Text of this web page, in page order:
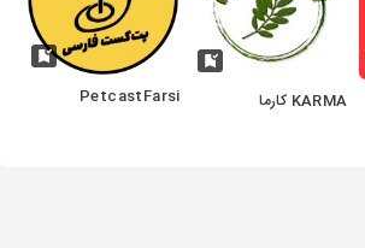
KARMA کارما PetcastFarsi